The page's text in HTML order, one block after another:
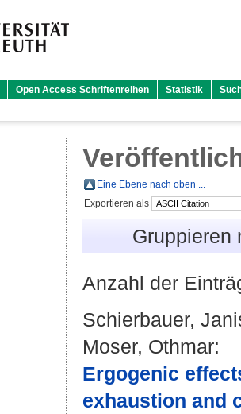
Open Access Schriftenreihen Statistik
Eine Ebene nach oben ...
Exportieren als
Anzahl der
Schierbauer,
Moser, Othmar:
Ergogenic
exhaustion and